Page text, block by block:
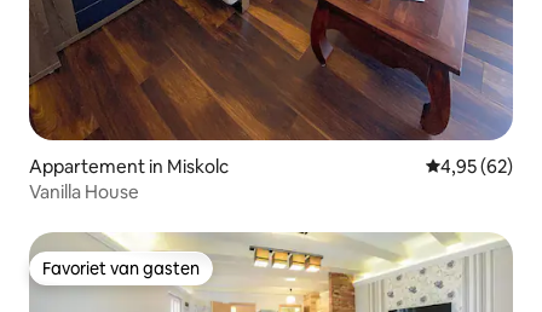
Appartement in Miskolc Gemiddelde
4,95 (62)
Vanilla House
Favoriet van gasten
Favoriet van gasten